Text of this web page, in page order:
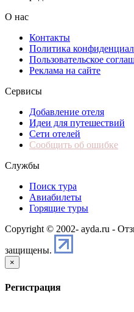
О нас
Контакты
Политика
Пользовательское
Реклама на сайте
Сервисы
Добавление отеля
Идеи для путешествий
Сети отелей
Сообщить об ошибке
Службы
Поиск тура
Авиабилеты
Горящие туры
Copyright © 2002- ayda.ru -
защищены.
×
Регистрация